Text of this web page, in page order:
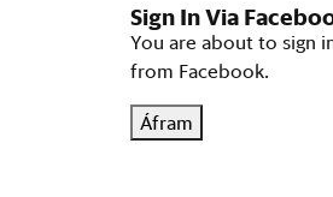
Sign In Via
You are about to sign
from Facebook.
Áfram